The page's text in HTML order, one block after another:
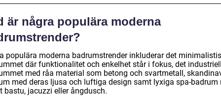
är några populära moderna
populära moderna badrumstrender inkluderar det
där funktionalitet och enkelhet står i fokus, det
med råa material som betong och svartmetall,
med deras ljusa och luftiga design samt lyxiga spa-badrum
bastu, jacuzzi eller ångdusch.